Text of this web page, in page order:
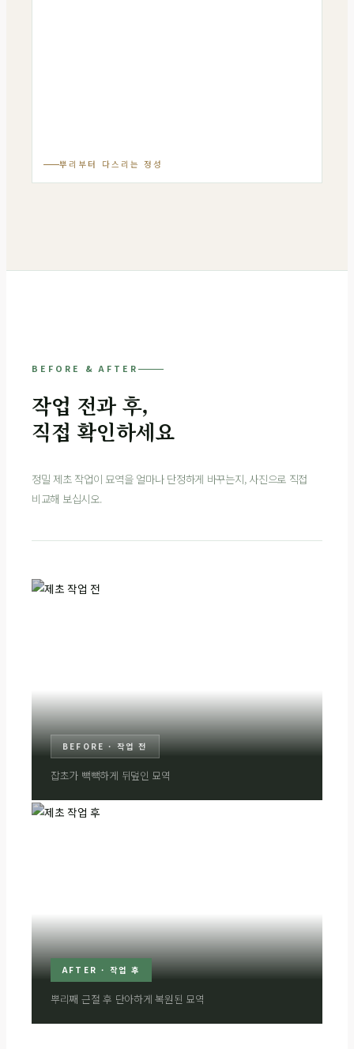
뿌리부터 다스리는 정성
BEFORE & AFTER
작업 전과 후,
직접 확인하세요
정밀 제초 작업이 묘역을 얼마나 단정하게 바꾸는지, 사진으로 직접
비교해 보십시오.
BEFORE · 작업 전
잡초가 빽빽하게 뒤덮인 묘역
AFTER · 작업 후
뿌리째 근절 후 단아하게 복원된 묘역